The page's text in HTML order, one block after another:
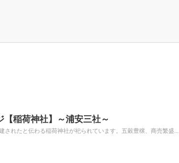
稲荷神社】～浦安三社～
されたと伝わる稲荷神社が祀られています。五穀豊穣、商売繁盛...